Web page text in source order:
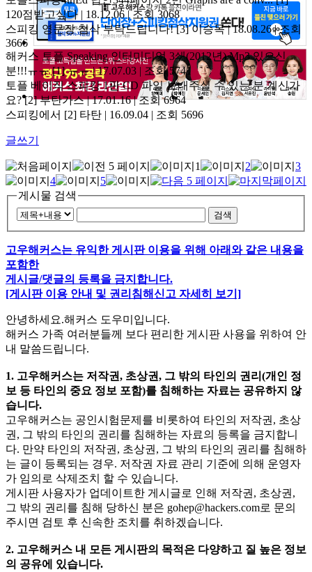
120점받고싶다 | 18.12.06 | 조회 3068
스피킹 영문장 첨삭 부탁드립니다![3] 이승목 | 18.08.26 | 조회
3666
해커스 토플 Speaking 인터미디엇 3쇄(2012년) Mp3 있으신
분!!!ㅠㅠ[1] ㅠㅠ | 17.07.03 | 조회 5741
토플 베이직 스피킹 1판 CD 파일 보내주실 수 있는 분 계신가
요?[2] 부탄가스 | 17.01.16 | 조회 6964
스피킹에서 [2] 타탄 | 16.09.04 | 조회 5696
글쓰기
1 2
3
4
5
게시물 검색
검색
고우해커스는 유익한 게시판 이용을 위해 아래와 같은 내용을
포함한
게시글/댓글의 등록을 금지합니다.
[게시판 이용 안내 및 권리침해신고 자세히 보기]
안녕하세요.해커스 도우미입니다.
해커스 가족 여러분들께 보다 편리한 게시판 사용을 위하여 안
내 말씀드립니다.
1. 고우해커스는 저작권, 초상권, 그 밖의 타인의 권리(개인 정
보 등 타인의 중요 정보 포함)를 침해하는 자료는 공유하지 않
습니다.
고우해커스는 공인시험문제를 비롯하여 타인의 저작권, 초상
권, 그 밖의 타인의 권리를 침해하는 자료의 등록을 금지합니
다. 만약 타인의 저작권, 초상권, 그 밖의 타인의 권리를 침해하
는 글이 등록되는 경우. 저작권 자료 관리 기준에 의해 운영자
가 임의로 삭제조치 할 수 있습니다.
게시판 사용자가 업데이트한 게시글로 인해 저작권, 초상권,
그 밖의 권리를 침해 당하신 분은 gohep@hackers.com로 문의
주시면 검토 후 신속한 조치를 취하겠습니다.
2. 고우해커스 내 모든 게시판의 목적은 다양하고 질 높은 정보
의 공유에 있습니다.